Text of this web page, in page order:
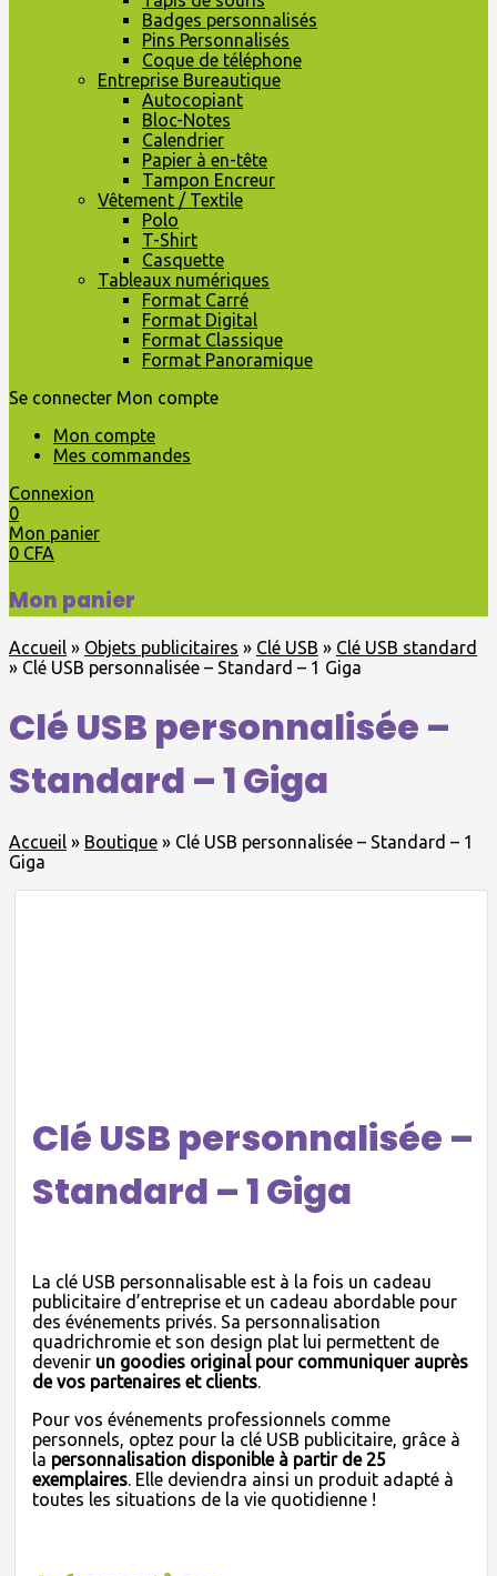
Badges personnalisés
Pins Personnalisés
Coque de téléphone
Entreprise Bureautique
Autocopiant
Bloc-Notes
Calendrier
Papier à en-tête
Tampon Encreur
Vêtement / Textile
Polo
T-Shirt
Casquette
Tableaux numériques
Format Carré
Format Digital
Format Classique
Format Panoramique
Se connecter Mon compte
Mon compte
Mes commandes
Connexion
0
Mon panier
0 CFA
Mon panier
Accueil » Objets publicitaires » Clé USB » Clé USB standard
» Clé USB personnalisée – Standard – 1 Giga
Clé USB personnalisée –
Standard – 1 Giga
Accueil » Boutique » Clé USB personnalisée – Standard – 1
Giga
Clé USB personnalisée –
Standard – 1 Giga
La clé USB personnalisable est à la fois un cadeau
publicitaire d’entreprise et un cadeau abordable pour
des événements privés. Sa personnalisation
quadrichromie et son design plat lui permettent de
devenir un goodies original pour communiquer auprès
de vos partenaires et clients.
Pour vos événements professionnels comme
personnels, optez pour la clé USB publicitaire, grâce à
la personnalisation disponible à partir de 25
exemplaires. Elle deviendra ainsi un produit adapté à
toutes les situations de la vie quotidienne !